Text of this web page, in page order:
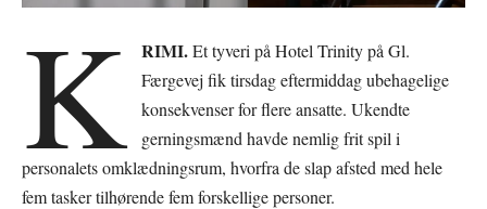
K RIMI.Et tyveri på Hotel Trinity på Gl.
Færgevej fik tirsdag eftermiddag ubehagelige
konsekvenser for flere ansatte. Ukendte
gerningsmænd havde nemlig frit spil i
personalets omklædningsrum, hvorfra de slap afsted med hele
fem tasker tilhørende fem forskellige personer.